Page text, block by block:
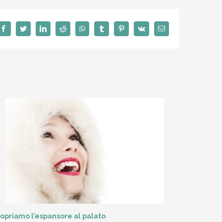
FacebookTwitterLinkedInRedditWhatsAppTumblr PinterestVk Email
l’espansore al palato